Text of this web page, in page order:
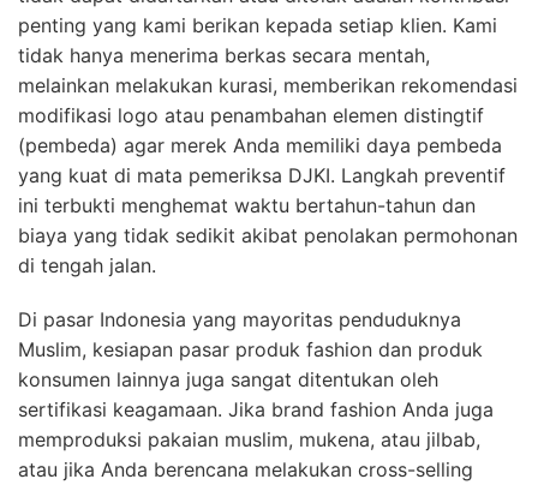
penting yang kami berikan kepada setiap klien. Kami
tidak hanya menerima berkas secara mentah,
melainkan melakukan kurasi, memberikan rekomendasi
modifikasi logo atau penambahan elemen distingtif
(pembeda) agar merek Anda memiliki daya pembeda
yang kuat di mata pemeriksa DJKI. Langkah preventif
ini terbukti menghemat waktu bertahun-tahun dan
biaya yang tidak sedikit akibat penolakan permohonan
di tengah jalan.
Di pasar Indonesia yang mayoritas penduduknya
Muslim, kesiapan pasar produk fashion dan produk
konsumen lainnya juga sangat ditentukan oleh
sertifikasi keagamaan. Jika brand fashion Anda juga
memproduksi pakaian muslim, mukena, atau jilbab,
atau jika Anda berencana melakukan cross-selling